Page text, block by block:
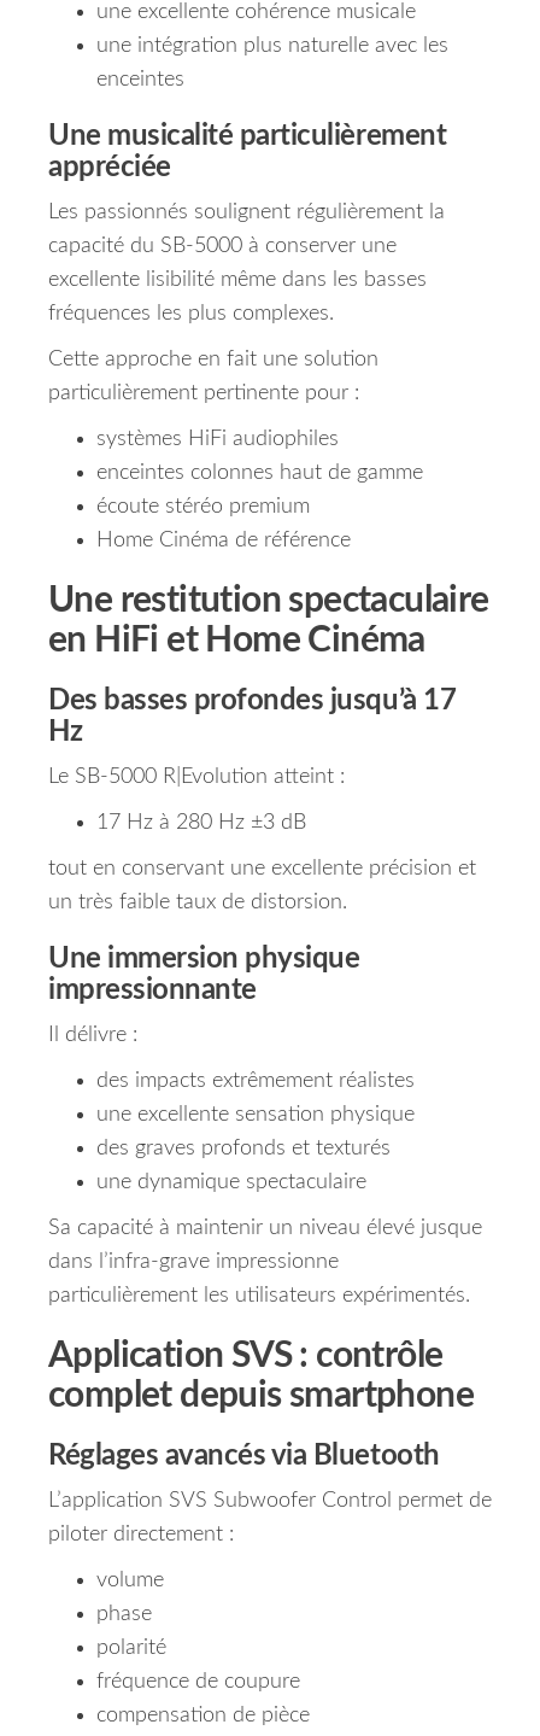
une excellente cohérence musicale
une intégration plus naturelle avec les
enceintes
Une musicalité particulièrement
appréciée
Les passionnés soulignent régulièrement la
capacité du SB-5000 à conserver une
excellente lisibilité même dans les basses
fréquences les plus complexes.
Cette approche en fait une solution
particulièrement pertinente pour :
systèmes HiFi audiophiles
enceintes colonnes haut de gamme
écoute stéréo premium
Home Cinéma de référence
Une restitution spectaculaire
en HiFi et Home Cinéma
Des basses profondes jusqu’à 17
Hz
Le SB-5000 R|Evolution atteint :
17 Hz à 280 Hz ±3 dB
tout en conservant une excellente précision et
un très faible taux de distorsion.
Une immersion physique
impressionnante
Il délivre :
des impacts extrêmement réalistes
une excellente sensation physique
des graves profonds et texturés
une dynamique spectaculaire
Sa capacité à maintenir un niveau élevé jusque
dans l’infra-grave impressionne
particulièrement les utilisateurs expérimentés.
Application SVS : contrôle
complet depuis smartphone
Réglages avancés via Bluetooth
L’application SVS Subwoofer Control permet de
piloter directement :
volume
phase
polarité
fréquence de coupure
compensation de pièce